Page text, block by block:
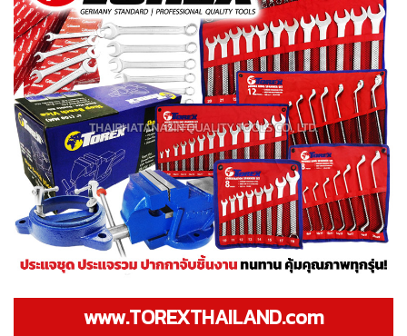
www.TOREXTHAILAND.com